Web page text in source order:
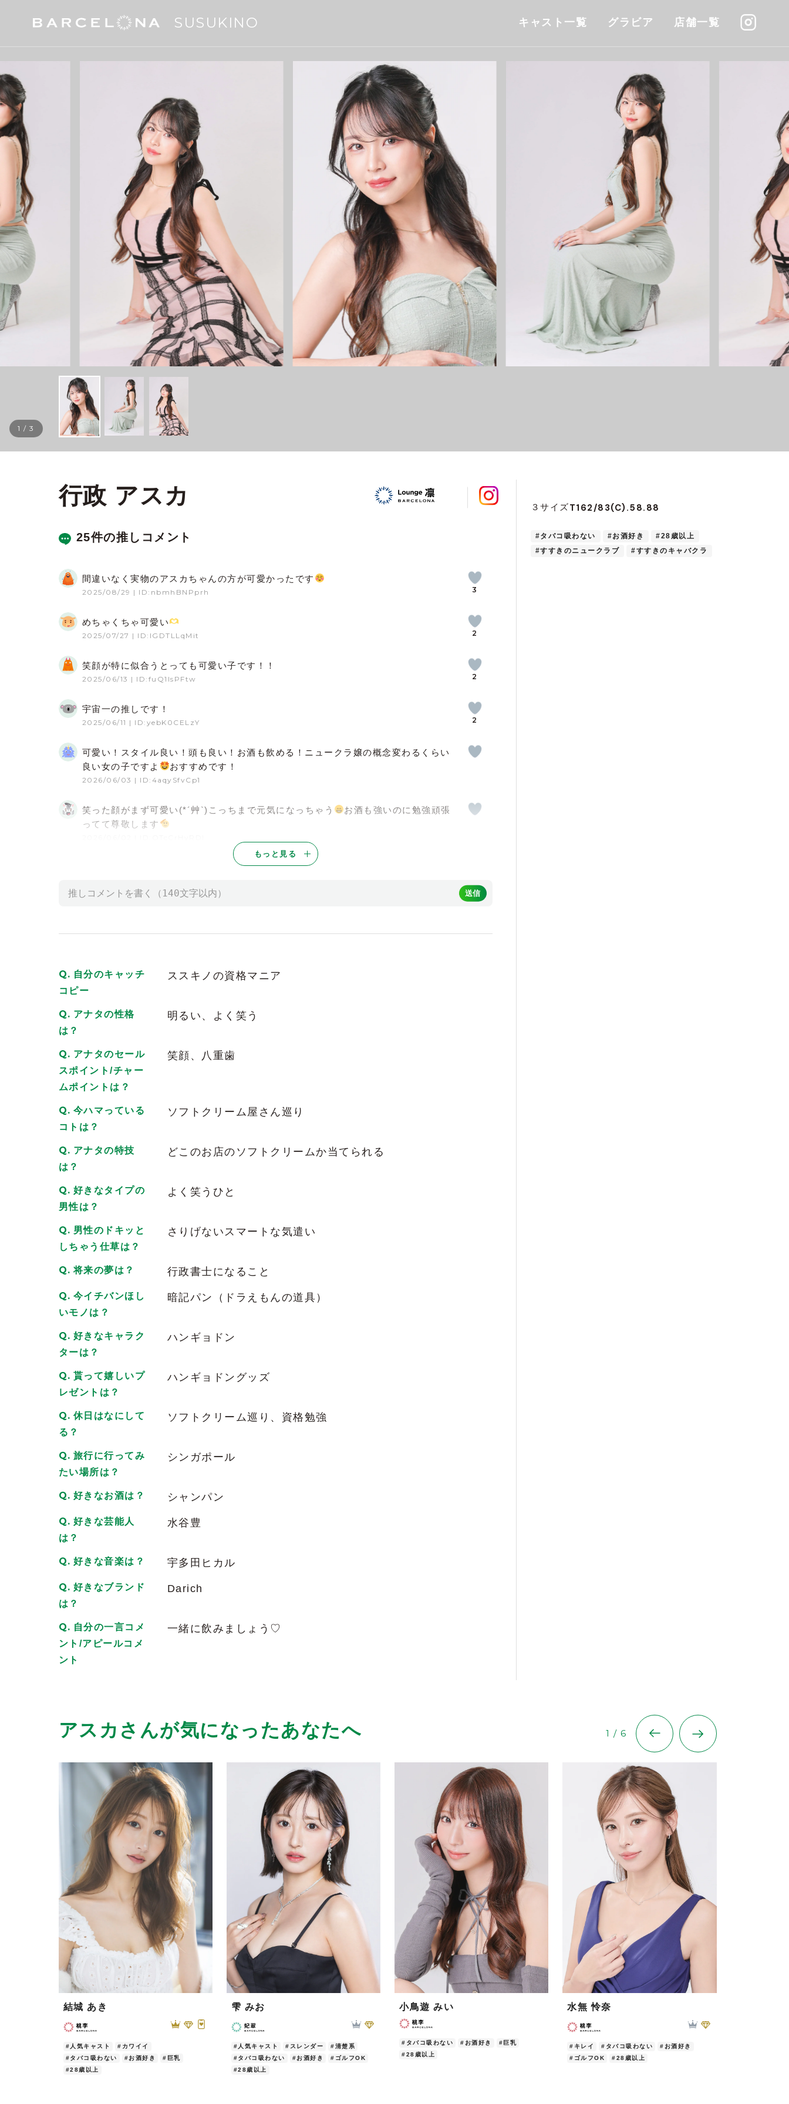
SUSUKINO キャスト一覧 グラビア 店舗一覧
1 /3
行政 アスカ
25件の推しコメント
2025/08/29 | ID:nbmhBNPprh
間違いなく実物のアスカちゃんの方が可愛かったです
3
2025/07/27 | ID:IGDTLLqMit
めちゃくちゃ可愛い
2
2025/06/13 | ID:fuQ1lsPFtw
笑顔が特に似合うとっても可愛い子です！！
2
2025/06/11 | ID:yebK0CELzY
宇宙一の推しです！
2
2026/06/03 | ID:4aqySfvCp1
可愛い！スタイル良い！頭も良い！お酒も飲める！ニュークラ嬢の概念変わるくらい
良い女の子ですよ
おすすめです！
笑った顔がまず可愛い(*´艸`)こっちまで元気になっちゃう
お酒も強いのに勉強頑張
ってて尊敬します
2026/06/02| ID:8kbeUoNJss
自動延長制なのにちゃんと時間を気にしてくれたり、相手のことを考えて接してくれ
2026/06/02 | ID:wA3DRuAvK0
前のお店から知ってるので時々会いに行きますが、接待で使っても周りへの気配りも
2026/06/02 | ID:MmtVaMyuxn
す。
⁡⁡
⁡あすかちゃんは普段可愛いのはもちろん、話してて面白いし楽しいのが本当に素晴ら
| ID:lgKSjZi51n
いつも何かしらの勉強をしているので、話を聞くと僕も頑張らなきゃと毎回やる気を
もらえます！
2026/06/02
普段も可愛いのに笑ってる顔がさらにめっちゃ可愛い⁡⁡
⁡犯罪です
2026/06/02
パリピなイメージとは掛け離れた才色兼備な面も持ってる可愛らしい女性
2026/06/02 | ID:ggMlQXFoZr
お店の後に問題集を解くような努力家の資格マニアだけど優しくて礼儀正しくてかわ
いすぎて癒される唯一無二の存在です
にあった
方が良さがわかると思う！
とです。
2026/06/02 | ID:LtQwYDxdM9
接待のときに、たまに伺いますが、気配り目配りができる女性
2026/06/02 | ID:7hv8Oj0RCt
寄らせてもらってます
2026/06/02 | ID:Jyf5C2ZGv6
2026/06/02| ID:vzuRsHKhjb
2026/06/02| ID:lnTwzEQ6ni
頑張り屋さんです！！
2026/06/01| ID:wgkqTnGzEV
アスカちゃん 笑顔ってくらい可愛い 見る度癒されるのでまた会いに行きます！
2026/05/14| ID:LY1Q968hvi
なんといっても笑顔！！ほんとに惚れ惚れするくらい可愛いです
もっと見る
自分のキャッチ
コピー
ススキノの資格マニア
アナタの性格
は？
明るい、よく笑う
アナタのセール
スポイント/チャー
ムポイントは？
笑顔、八重歯
今ハマっている
コトは？
ソフトクリーム屋さん巡り
アナタの特技
は？
どこのお店のソフトクリームか当てられる
好きなタイプの
男性は？
よく笑うひと
男性のドキッと
しちゃう仕草は？
さりげないスマートな気遣い
将来の夢は？ 行政書士になること
今イチバンほし
いモノは？
暗記パン（ドラえもんの道具）
好きなキャラク
ターは？
ハンギョドン
貰って嬉しいプ
レゼントは？
ハンギョドングッズ
休日はなにして
る？
ソフトクリーム巡り、資格勉強
旅行に行ってみ
たい場所は？
シンガポール
好きなお酒は？ シャンパン
好きな芸能人
は？
水谷豊
好きな音楽は？ 宇多田ヒカル
好きなブランド
は？
Darich
自分の一言コメ
ント/アピールコメ
ント
一緒に飲みましょう♡
３サイズT162/83(C).58.88
#タバコ吸わない #お酒好き
#28歳以上
#すすきのニュークラブ
#すすきのキャバクラ
アスカさんが気になったあなたへ 1 / 6
結城 あき
#人気キャスト
#カワイイ
#タバコ吸わない
#お酒好き
#巨乳
#28歳以上
雫 みお
#人気キャスト #スレンダー
#清楚系
#タバコ吸わない
#お酒好き
#ゴルフOK
#28歳以上
小鳥遊 みい
#タバコ吸わない #お酒好き
#巨乳
#28歳以上
水無 怜奈
#キレイ #タバコ吸わない
#お酒好き
#ゴルフOK
#28歳以上